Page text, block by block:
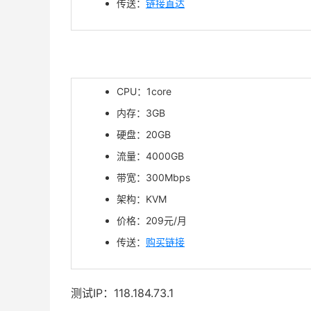
传送： 链接直达
CPU：1core
内存：3GB
硬盘：20GB
流量：4000GB
带宽：300Mbps
架构：KVM
价格：209元/月
传送： 购买链接
测试IP：118.184.73.1